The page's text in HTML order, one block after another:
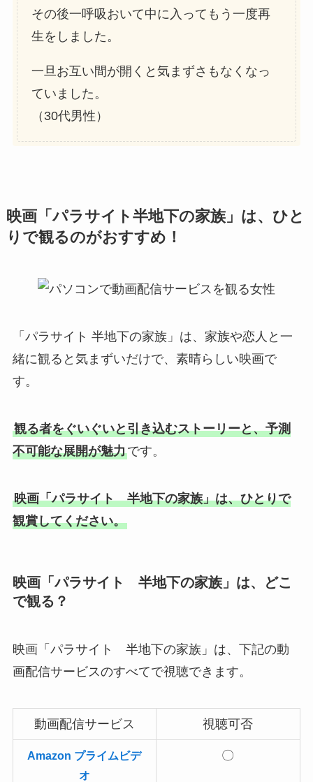
その後一呼吸おいて中に入ってもう一度再
生をしました。
一旦お互い間が開くと気まずさもなくなっ
ていました。
（30代男性）
映画「パラサイト半地下の家族」は、ひと
りで観るのがおすすめ！
「パラサイト 半地下の家族」は、家族や恋人と一
緒に観ると気まずいだけで、素晴らしい映画で
す。
観る者をぐいぐいと引き込むストーリーと、予測
不可能な展開が魅力です。
映画「パラサイト 半地下の家族」は、ひとりで
観賞してください。
映画「パラサイト 半地下の家族」は、どこ
で観る？
映画「パラサイト 半地下の家族」は、下記の動
画配信サービスのすべてで視聴できます。
動画配信サービス 視聴可否
Amazon プライムビデ
オ
〇